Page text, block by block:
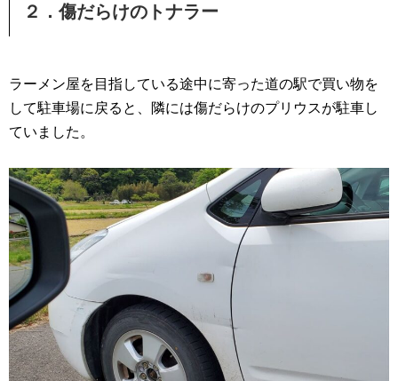
２．傷だらけのトナラー
ラーメン屋を目指している途中に寄った道の駅で買い物を
して駐車場に戻ると、隣には傷だらけのプリウスが駐車し
ていました。